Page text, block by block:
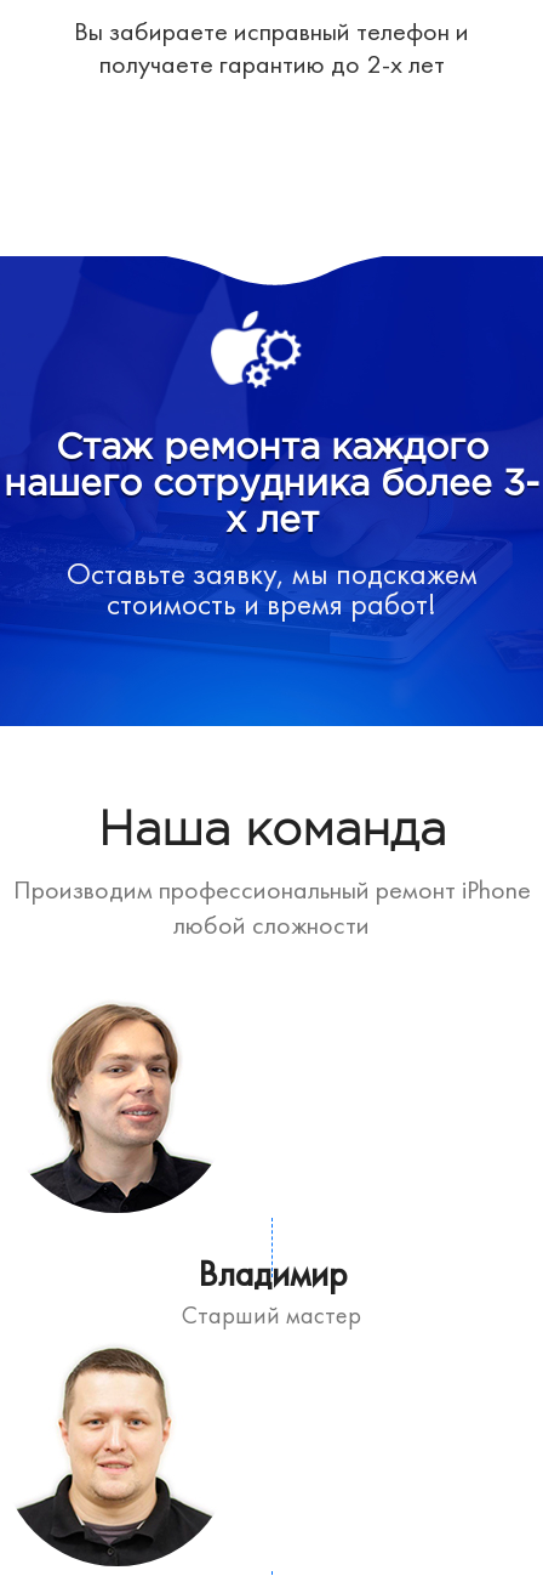
Вы забираете исправный телефон и
получаете гарантию до 2-х лет
Стаж ремонта каждого
нашего сотрудника более 3-
х лет
Оставьте заявку, мы подскажем
стоимость и время работ!
Наша команда
Производим профессиональный ремонт iPhone
любой сложности
Владимир
Старший мастер